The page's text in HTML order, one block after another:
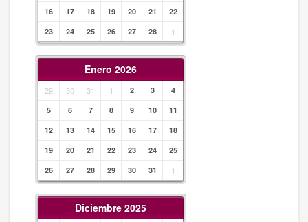
16
17 18 19 20 21
22
23
24 25 26 27 28 1
Enero 2026
29 30 31 1 2 3
4
5
6 7 8 9 10
11
12
13 14 15 16 17
18
19
20 21 22 23 24
25
26
27 28 29 30 31 1
Diciembre 2025